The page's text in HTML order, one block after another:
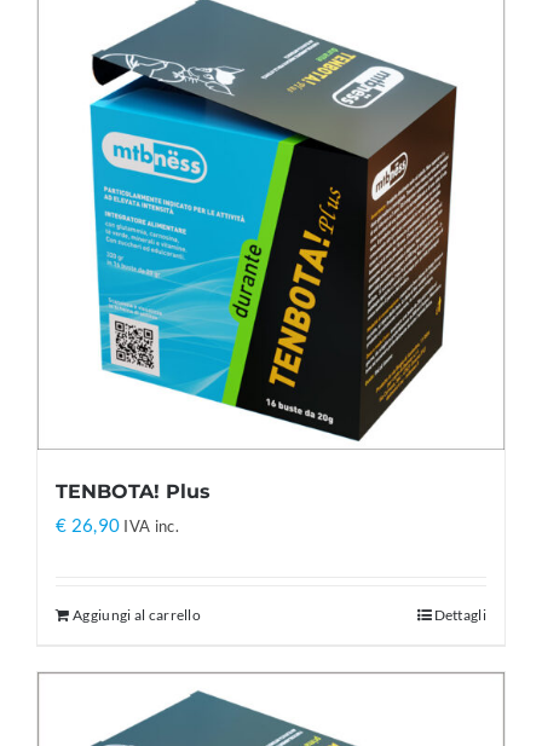
TENBOTA! Plus
€ 26,90 IVA inc.
Aggiungi al carrello Dettagli